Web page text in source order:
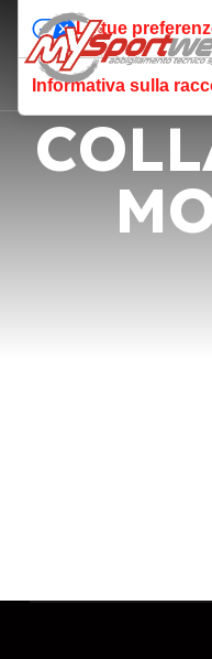
Le tue
Informativa sulla